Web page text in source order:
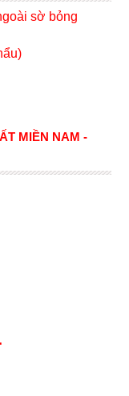
sờ bỏng
MIỀN NAM -